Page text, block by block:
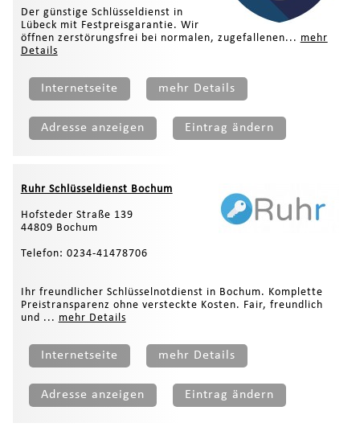
Der günstige Schlüsseldienst in
Lübeck mit Festpreisgarantie. Wir
öffnen zerstörungsfrei bei normalen, zugefallenen... mehr
Details
Internetseite mehr Details
Adresse anzeigen Eintrag ändern
Ruhr Schlüsseldienst Bochum
Hofsteder Straße 139
44809 Bochum
Telefon: 0234-41478706
Ihr freundlicher Schlüsselnotdienst in Bochum. Komplette
Preistransparenz ohne versteckte Kosten. Fair, freundlich
und ... mehr Details
Internetseite mehr Details
Adresse anzeigen Eintrag ändern